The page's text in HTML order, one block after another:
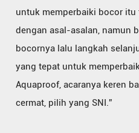
untuk memperbaiki bocor
dengan asal-asalan, namun
bocornya lalu langkah
yang tepat untuk
Aquaproof, acaranya keren
cermat, pilih yang SNI.”